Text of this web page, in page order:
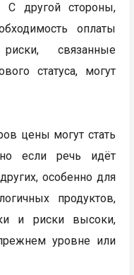
С другой стороны,
оплаты
связанные
статуса, могут
цены могут стать
если речь идёт
особенно для
продуктов,
и риски высоки,
уровне или